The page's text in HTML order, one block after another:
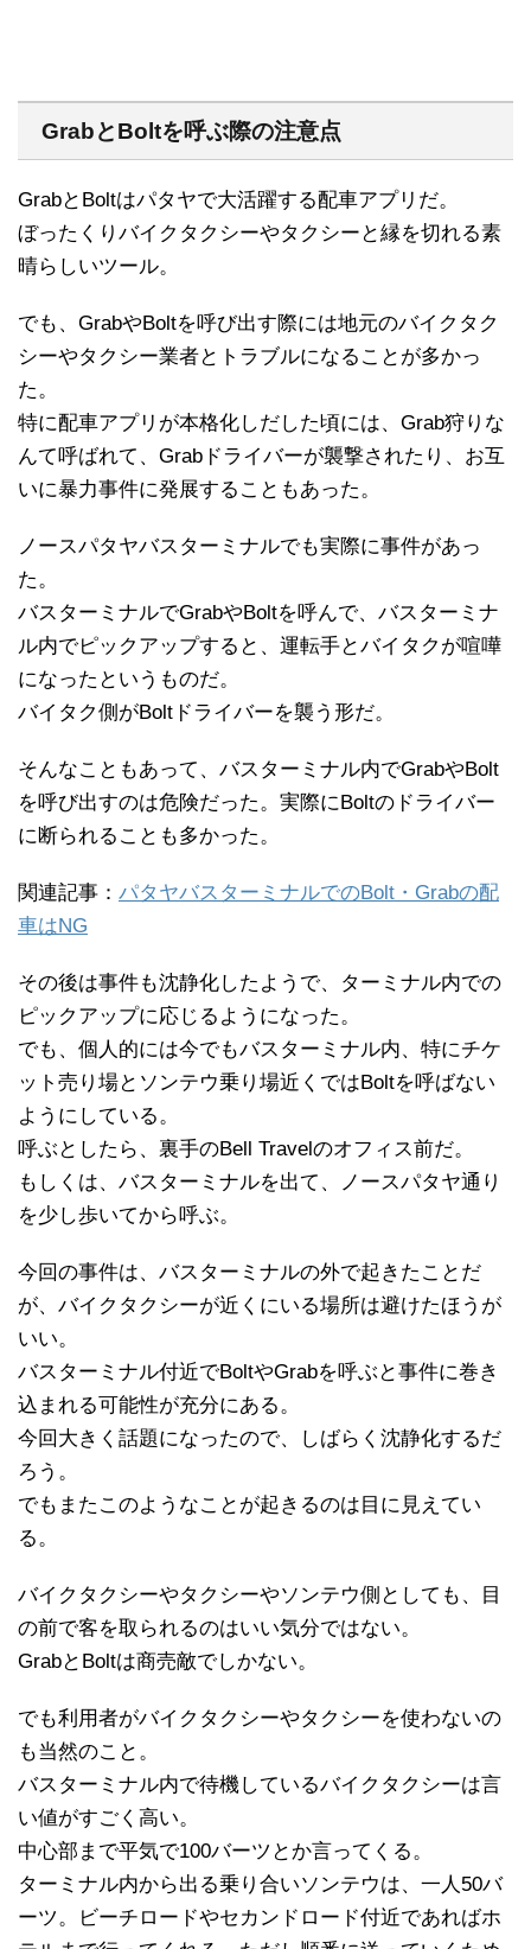
GrabとBoltを呼ぶ際の注意点
GrabとBoltはパタヤで大活躍する配車アプリだ。
ぼったくりバイクタクシーやタクシーと縁を切れる素
晴らしいツール。
でも、GrabやBoltを呼び出す際には地元のバイクタク
シーやタクシー業者とトラブルになることが多かっ
た。
特に配車アプリが本格化しだした頃には、Grab狩りな
んて呼ばれて、Grabドライバーが襲撃されたり、お互
いに暴力事件に発展することもあった。
ノースパタヤバスターミナルでも実際に事件があっ
た。
バスターミナルでGrabやBoltを呼んで、バスターミナ
ル内でピックアップすると、運転手とバイタクが喧嘩
になったというものだ。
バイタク側がBoltドライバーを襲う形だ。
そんなこともあって、バスターミナル内でGrabやBolt
を呼び出すのは危険だった。実際にBoltのドライバー
に断られることも多かった。
関連記事： パタヤバスターミナルでのBolt・Grabの配
車はNG
その後は事件も沈静化したようで、ターミナル内での
ピックアップに応じるようになった。
でも、個人的には今でもバスターミナル内、特にチケ
ット売り場とソンテウ乗り場近くではBoltを呼ばない
ようにしている。
呼ぶとしたら、裏手のBell Travelのオフィス前だ。
もしくは、バスターミナルを出て、ノースパタヤ通り
を少し歩いてから呼ぶ。
今回の事件は、バスターミナルの外で起きたことだ
が、バイクタクシーが近くにいる場所は避けたほうが
いい。
バスターミナル付近でBoltやGrabを呼ぶと事件に巻き
込まれる可能性が充分にある。
今回大きく話題になったので、しばらく沈静化するだ
ろう。
でもまたこのようなことが起きるのは目に見えてい
る。
バイクタクシーやタクシーやソンテウ側としても、目
の前で客を取られるのはいい気分ではない。
GrabとBoltは商売敵でしかない。
でも利用者がバイクタクシーやタクシーを使わないの
も当然のこと。
バスターミナル内で待機しているバイクタクシーは言
い値がすごく高い。
中心部まで平気で100バーツとか言ってくる。
ターミナル内から出る乗り合いソンテウは、一人50バ
ーツ。ビーチロードやセカンドロード付近であればホ